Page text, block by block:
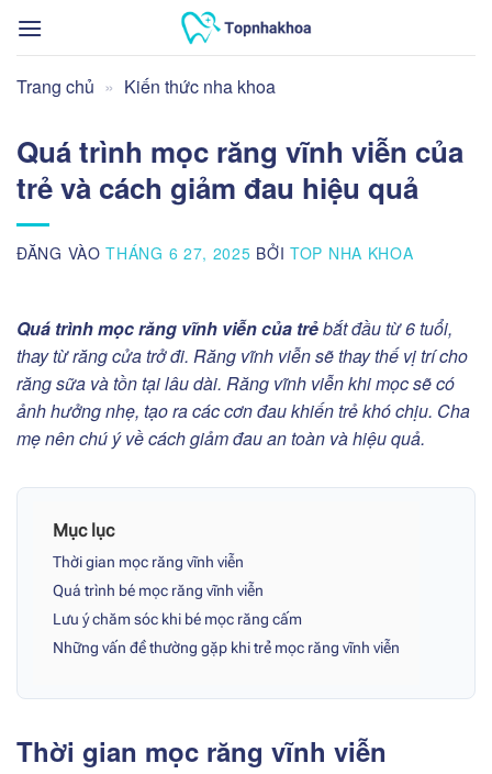
qua
dung
Trang chủ » Kiến thức nha khoa
Quá trình mọc răng vĩnh viễn của
trẻ và cách giảm đau hiệu quả
ĐĂNG VÀOTHÁNG 6 27, 2025 BỞITOP NHA KHOA
Quá trình mọc răng vĩnh viễn của trẻbắt đầu từ 6 tuổi,
thay từ răng cửa trở đi. Răng vĩnh viễn sẽ thay thế vị trí cho
răng sữa và tồn tại lâu dài. Răng vĩnh viễn khi mọc sẽ có
ảnh hưởng nhẹ, tạo ra các cơn đau khiến trẻ khó chịu. Cha
mẹ nên chú ý về cách giảm đau an toàn và hiệu quả.
Mục lục
Thời gian mọc răng vĩnh viễn
Quá trình bé mọc răng vĩnh viễn
Lưu ý chăm sóc khi bé mọc răng cấm
Những vấn đề thường gặp khi trẻ mọc răng vĩnh viễn
Thời gian mọc răng vĩnh viễn